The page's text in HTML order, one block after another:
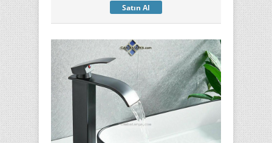
Satın Al